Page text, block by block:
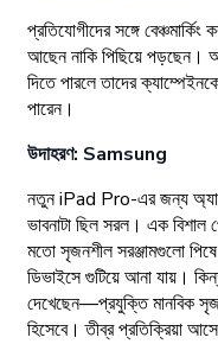
প্রতিযোগীদের সঙ্গে
আছেন নাকি পিছিয়ে পড়ছেন।
দিতে পারলে তাদের
পারেন।
উদাহরণ: Samsung
নতুন iPad Pro-এর জন্য
ভাবনাটা ছিল সরল। এক বিশাল
মতো সৃজনশীল সরঞ্জামগুলো
ডিভাইসে গুটিয়ে আনা যায়।
দেখেছেন—প্রযুক্তি মানবিক
হিসেবে। তীব্র প্রতিক্রিয়া